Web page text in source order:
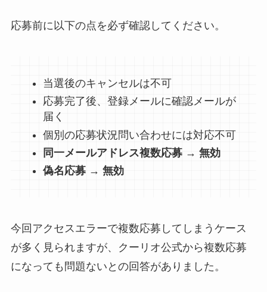
応募前に以下の点を必ず確認してください。
当選後のキャンセルは不可
応募完了後、登録メールに確認メールが
届く
個別の応募状況問い合わせには対応不可
同一メールアドレス複数応募 → 無効
偽名応募 → 無効
今回アクセスエラーで複数応募してしまうケース
が多く見られますが、クーリオ公式から複数応募
になっても問題ないとの回答がありました。